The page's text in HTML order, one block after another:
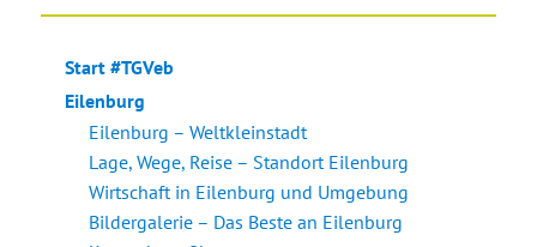
Start #TGVeb
Eilenburg
Eilenburg – Weltkleinstadt
Lage, Wege, Reise – Standort Eilenburg
Wirtschaft in Eilenburg und Umgebung
Bildergalerie – Das Beste an Eilenburg